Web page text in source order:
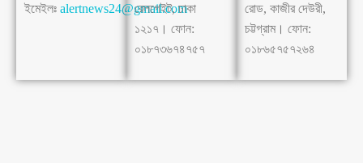
ইমেইলঃ alertnews24@gmail.com
রেলগেইট, ঢাকা
১২১৭। ফোন:
০১৮৭৩৬৭৪৭৫৭
রোড, কাজীর দেউরী,
চট্টগ্রাম। ফোন:
০১৮৬৫৭৫৭২৬৪